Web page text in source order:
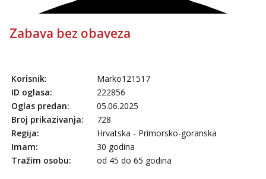
Zabava bez obaveza
Korisnik:
Marko121517
ID oglasa:
222856
Oglas predan:
05.06.2025
Broj prikazivanja:
728
Regija:
Hrvatska - Primorsko-goranska
Imam:
30 godina
Tražim osobu:
od 45 do 65 godina